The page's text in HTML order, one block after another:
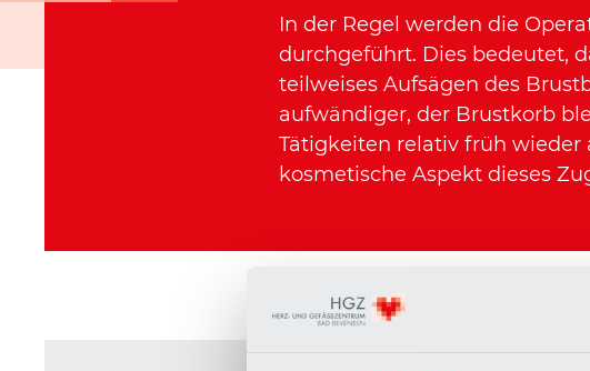
In der Regel werden die
durchgeführt. Dies bedeutet,
teilweises Aufsägen des
aufwändiger, der Brustkorb
Tätigkeiten relativ früh
kosmetische Aspekt dieses